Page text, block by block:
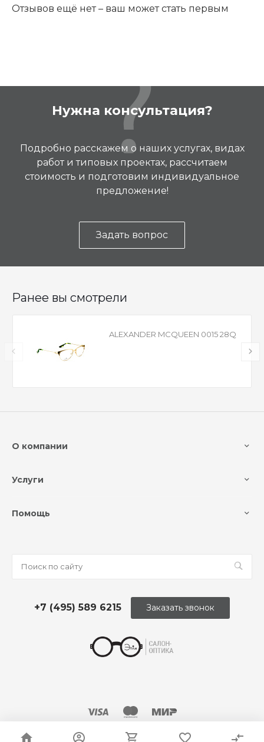
Отзывов ещё нет – ваш может стать первым
Нужна консультация?
Подробно расскажем о наших услугах, видах
работ и типовых проектах, рассчитаем
стоимость и подготовим индивидуальное
предложение!
Задать вопрос
Ранее вы смотрели
ALEXANDER MCQUEEN 0015 28Q
О компании
Услуги
Помощь
+7 (495) 589 6215 Заказать звонок